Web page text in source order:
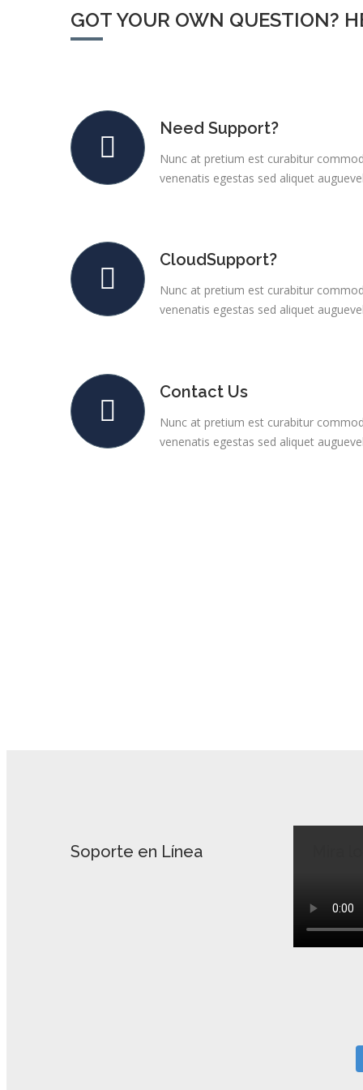
GOT YOUR OWN QUESTION?
Need Support?
Nunc at pretium est curabitur
venenatis egestas sed aliquet
CloudSupport?
Nunc at pretium est curabitur
venenatis egestas sed aliquet
Contact Us
Nunc at pretium est curabitur
venenatis egestas sed aliquet
Soporte en Línea